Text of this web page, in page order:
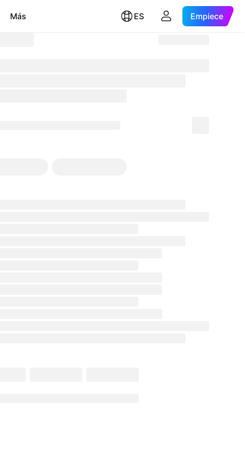
Más ES Empiece